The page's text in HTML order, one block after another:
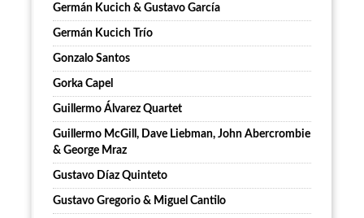
Germán Kucich & Gustavo García
Germán Kucich Trío
Gonzalo Santos
Gorka Capel
Guillermo Álvarez Quartet
Guillermo McGill, Dave Liebman, John Abercrombie
& George Mraz
Gustavo Díaz Quinteto
Gustavo Gregorio & Miguel Cantilo